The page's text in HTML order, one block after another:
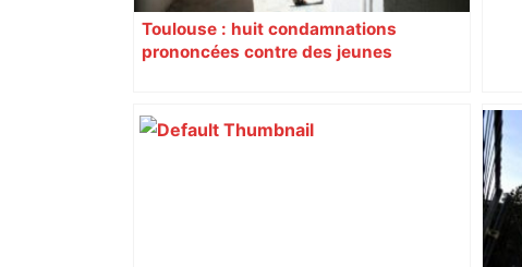
Toulouse : huit condamnations
prononcées contre des jeunes